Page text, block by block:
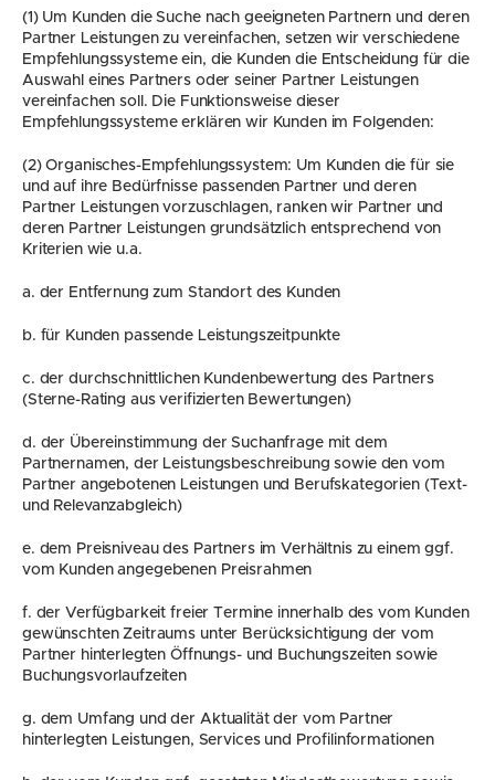
(1) Um Kunden die Suche nach geeigneten Partnern und deren
Partner Leistungen zu vereinfachen, setzen wir verschiedene
Empfehlungssysteme ein, die Kunden die Entscheidung für die
Auswahl eines Partners oder seiner Partner Leistungen
vereinfachen soll. Die Funktionsweise dieser
Empfehlungssysteme erklären wir Kunden im Folgenden:
(2) Organisches-Empfehlungssystem: Um Kunden die für sie
und auf ihre Bedürfnisse passenden Partner und deren
Partner Leistungen vorzuschlagen, ranken wir Partner und
deren Partner Leistungen grundsätzlich entsprechend von
Kriterien wie u.a.
a. der Entfernung zum Standort des Kunden
b. für Kunden passende Leistungszeitpunkte
c. der durchschnittlichen Kundenbewertung des Partners
(Sterne-Rating aus verifizierten Bewertungen)
d. der Übereinstimmung der Suchanfrage mit dem
Partnernamen, der Leistungsbeschreibung sowie den vom
Partner angebotenen Leistungen und Berufskategorien (Text-
und Relevanzabgleich)
e. dem Preisniveau des Partners im Verhältnis zu einem ggf.
vom Kunden angegebenen Preisrahmen
f. der Verfügbarkeit freier Termine innerhalb des vom Kunden
gewünschten Zeitraums unter Berücksichtigung der vom
Partner hinterlegten Öffnungs- und Buchungszeiten sowie
Buchungsvorlaufzeiten
g. dem Umfang und der Aktualität der vom Partner
hinterlegten Leistungen, Services und Profilinformationen